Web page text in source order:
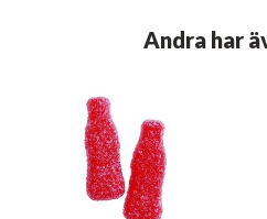
Andra har